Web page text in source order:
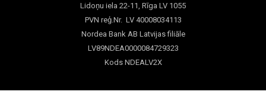
Lidoņu iela 22-11, Rīga LV 1055
PVN reģ.Nr. LV 40008034113
Nordea Bank AB Latvijas filiāle
LV89NDEA0000084729323
Kods NDEALV2X